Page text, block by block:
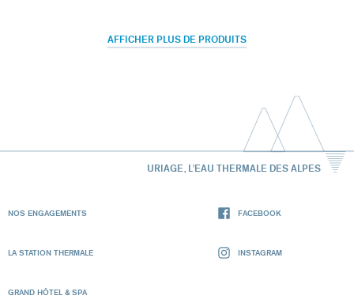
AFFICHER PLUS DE PRODUITS
URIAGE, L'EAU THERMALE DES ALPES
NOS ENGAGEMENTS
LA STATION THERMALE
GRAND HÔTEL & SPA
FACEBOOK
INSTAGRAM